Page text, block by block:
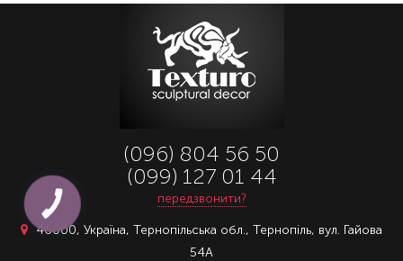
(096) 804 56 50
(099) 127 01 44
передзвонити?
46000, Україна, Тернопільська обл., Тернопіль, вул. Гайова
54А
КНОПКА
ЗВ'ЯЗКУ